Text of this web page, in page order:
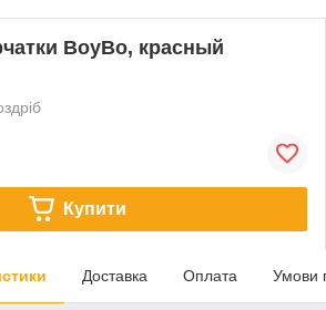
BoyBo, красный
Купити
Доставка Оплата Умови